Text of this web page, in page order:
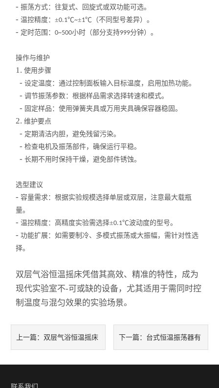
摇床
漩涡混合器
高速分散器
聚四氟乙烯
紫外分析仪
火焰光度计
双层玻璃反应釜
高压反应釜
玻璃分液器、过滤装置
旋转蒸发仪
-振荡方式：往复式、回旋式或双功能可选。
-温控精度：±0.1℃~±1℃（不同型号差异）。
- 定时范围：0~500小时（部分支持999分钟）。
操作与维护
1.使用步骤
-设定温度：通过控制面板输入目标温度，启用加热功能。
-调节振荡参数：根据样品需求选择转速和模式。
- 固定样品：使用弹簧夹具或万用夹具确保容器稳固。
2.维护要点
- 定期清洁内胆，避免残留污染。
-检查电机及振荡部件，确保运行平稳。
-长期不用时保持干燥，避免部件锈蚀。
选型建议
-容量需求：根据实验规模选择单层或双层，注意最大载瓶
量。
-温控精度：高精度实验需选择±0.1℃波动度的型号。
-功能扩展：如需要制冷、多模式振荡或大振幅，需针对性选
择。
双层气浴恒温摇床凭借其高效、精准的特性，成为
现代实验室不-可或缺的设备，尤其适用于需同时控
制温度与混匀效果的实验场景。
上一篇： 双层气浴恒温摇床 下一篇： 台式恒温振荡器有